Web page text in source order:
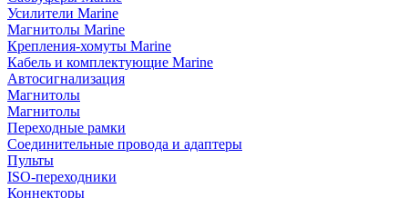
Усилители Marine
Магнитолы Marine
Крепления-хомуты Marine
Кабель и комплектующие Marine
Автосигнализация
Магнитолы
Магнитолы
Переходные рамки
Соединительные провода и адаптеры
Пульты
ISO-переходники
Коннекторы